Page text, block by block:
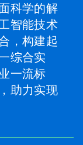
科学的解
智能技术
，构建起
综合实
一流标
助力实现